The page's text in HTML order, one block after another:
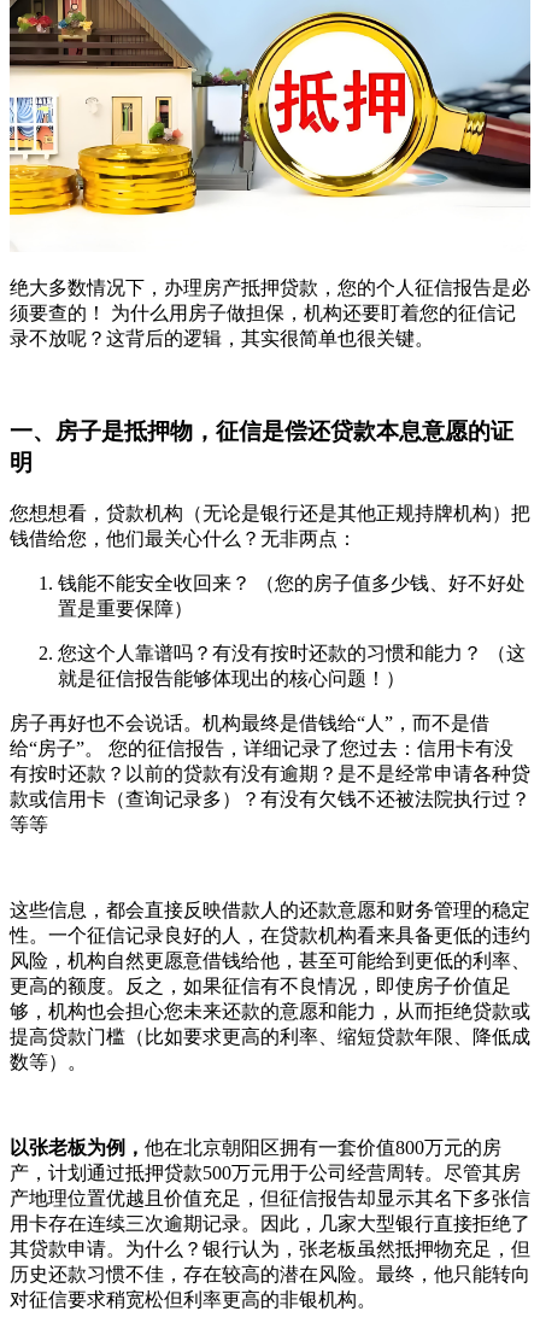
绝大多数情况下，办理房产抵押贷款，您的个人征信报告是必
须要查的！ 为什么用房子做担保，机构还要盯着您的征信记
录不放呢？这背后的逻辑，其实很简单也很关键。
一、房子是抵押物，征信是偿还贷款本息意愿的证
明
您想想看，贷款机构（无论是银行还是其他正规持牌机构）把
钱借给您，他们最关心什么？无非两点：
钱能不能安全收回来？ （您的房子值多少钱、好不好处
置是重要保障）
您这个人靠谱吗？有没有按时还款的习惯和能力？ （这
就是征信报告能够体现出的核心问题！）
房子再好也不会说话。机构最终是借钱给“人”，而不是借
给“房子”。 您的征信报告，详细记录了您过去：信用卡有没
有按时还款？以前的贷款有没有逾期？是不是经常申请各种贷
款或信用卡（查询记录多）？有没有欠钱不还被法院执行过？
等等
这些信息，都会直接反映借款人的还款意愿和财务管理的稳定
性。一个征信记录良好的人，在贷款机构看来具备更低的违约
风险，机构自然更愿意借钱给他，甚至可能给到更低的利率、
更高的额度。反之，如果征信有不良情况，即使房子价值足
够，机构也会担心您未来还款的意愿和能力，从而拒绝贷款或
提高贷款门槛（比如要求更高的利率、缩短贷款年限、降低成
数等）。
以张老板为例， 他在北京朝阳区拥有一套价值800万元的房
产，计划通过抵押贷款500万元用于公司经营周转。尽管其房
产地理位置优越且价值充足，但征信报告却显示其名下多张信
用卡存在连续三次逾期记录。因此，几家大型银行直接拒绝了
其贷款申请。为什么？银行认为，张老板虽然抵押物充足，但
历史还款习惯不佳，存在较高的潜在风险。最终，他只能转向
对征信要求稍宽松但利率更高的非银机构。